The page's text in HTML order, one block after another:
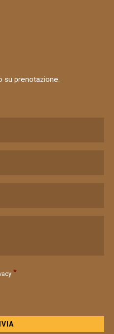
su prenotazione.
*